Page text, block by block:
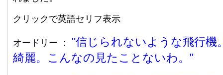
クリックで英語セリフ表示
オードリー ：
信じられないような飛行機
綺麗。こんなの見たことないわ。